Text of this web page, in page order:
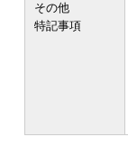
その他
特記事項